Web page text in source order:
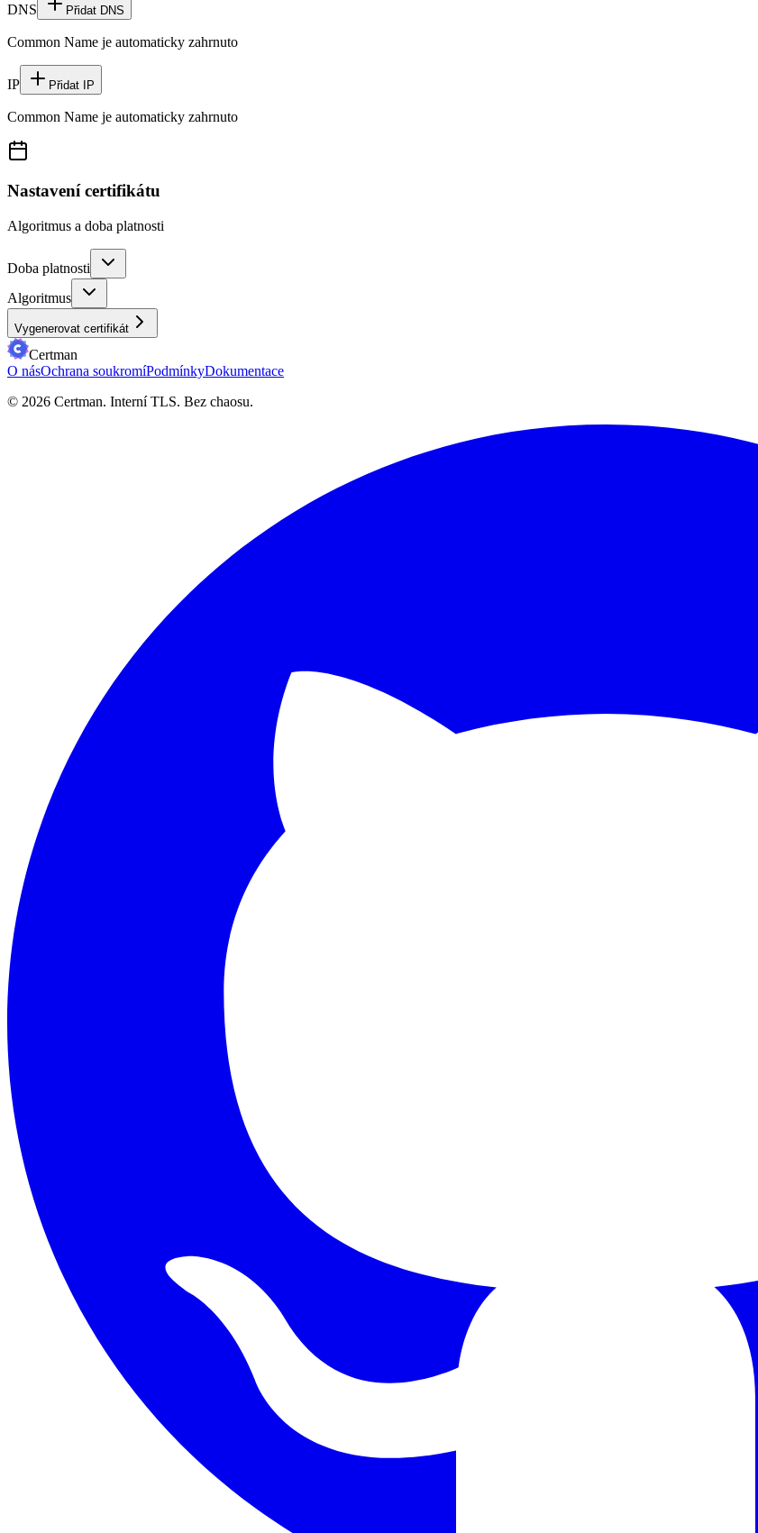
DNS Přidat DNS
Common Name je automaticky zahrnuto
IP Přidat IP
Common Name je automaticky zahrnuto
Nastavení certifikátu
Algoritmus a doba platnosti
Doba platnosti
Algoritmus
Vygenerovat certifikát
Certman
O násOchrana soukromíPodmínkyDokumentace
© 2026 Certman. Interní TLS. Bez chaosu.